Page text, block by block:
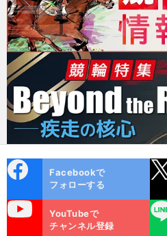
ok
Facebookで
フォローする
YouTubeで
チャンネル登録
LINE